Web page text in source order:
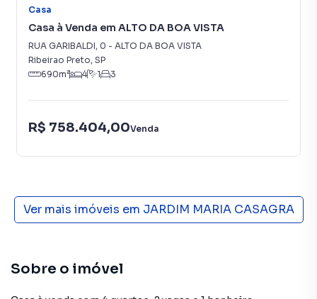
Casa
Casa à Venda em ALTO DA BOA VISTA
RUA GARIBALDI, 0 - ALTO DA BOA VISTA
Ribeirao Preto, SP
690m² 4 1 3
R$ 758.404,00Venda
Ver mais imóveis em JARDIM MARIA CASAGRA
Sobre o imóvel